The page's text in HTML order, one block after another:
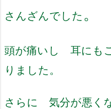
さんざんでした 。
頭が痛いし 耳にも
りました。
さらに 気分が悪く